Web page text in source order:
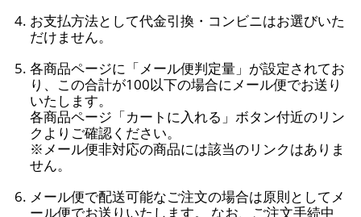
お支払方法として代金引換・コンビニはお選びいた
だけません。
各商品ページに「メール便判定量」が設定されてお
り、この合計が100以下の場合にメール便でお送り
いたします。
各商品ページ「カートに入れる」ボタン付近のリン
クよりご確認ください。
※メール便非対応の商品には該当のリンクはありま
せん。
メール便で配送可能なご注文の場合は原則としてメ
ール便でお送りいたします。 なお、ご注文手続中